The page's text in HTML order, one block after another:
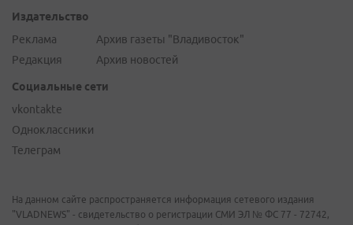
Издательство
Реклама
Редакция
Архив газеты "Владивосток"
Архив новостей
Социальные сети
vkontakte
Одноклассники
Телеграм
На данном сайте распространяется информация сетевого издания
"VLADNEWS" - свидетельство о регистрации СМИ ЭЛ № ФС 77 - 72742,